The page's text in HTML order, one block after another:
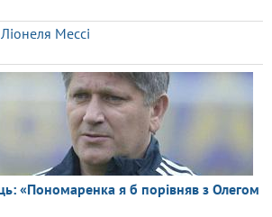
Мессі
«Пономаренка я б порівняв з Олегом